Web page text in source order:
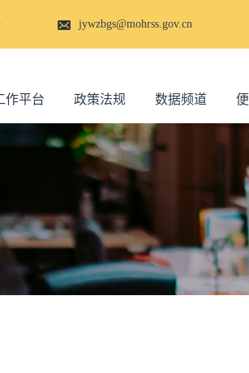
jywzbgs@mohrss.gov.cn
作平台 政策法规 数据频道